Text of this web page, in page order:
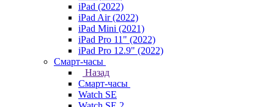
iPad (2022)
iPad Air (2022)
iPad Mini (2021)
iPad Pro 11" (2022)
iPad Pro 12.9" (2022)
Смарт-часы
Назад
Смарт-часы
Watch SE